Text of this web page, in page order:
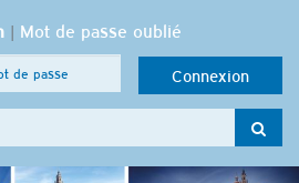
| Mot de passe oublié